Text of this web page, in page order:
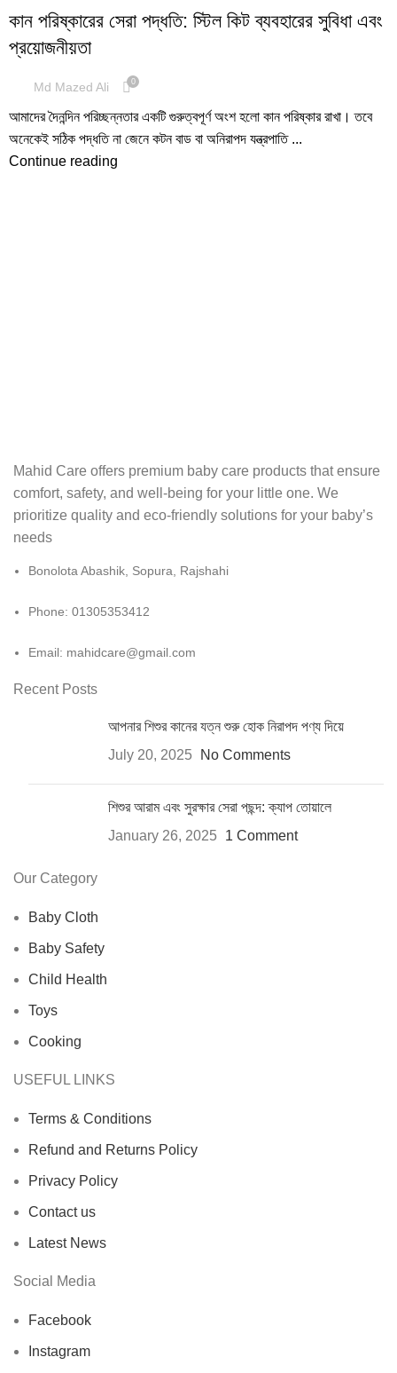
কান পরিষ্কারের সেরা পদ্ধতি: স্টিল কিট ব্যবহারের সুবিধা এবং
প্রয়োজনীয়তা
Md Mazed Ali 0
আমাদের দৈনন্দিন পরিচ্ছন্নতার একটি গুরুত্বপূর্ণ অংশ হলো কান পরিষ্কার রাখা। তবে
অনেকেই সঠিক পদ্ধতি না জেনে কটন বাড বা অনিরাপদ যন্ত্রপাতি ...
Continue reading
Mahid Care offers premium baby care products that ensure
comfort, safety, and well-being for your little one. We
prioritize quality and eco-friendly solutions for your baby’s
needs
Bonolota Abashik, Sopura, Rajshahi
Phone: 01305353412
Email: mahidcare@gmail.com
Recent Posts
আপনার শিশুর কানের যত্ন শুরু হোক নিরাপদ পণ্য দিয়ে
July 20, 2025
No Comments
শিশুর আরাম এবং সুরক্ষার সেরা পছন্দ: ক্যাপ তোয়ালে
January 26, 2025 1 Comment
Our Category
Baby Cloth
Baby Safety
Child Health
Toys
Cooking
USEFUL LINKS
Terms & Conditions
Refund and Returns Policy
Privacy Policy
Contact us
Latest News
Social Media
Facebook
Instagram